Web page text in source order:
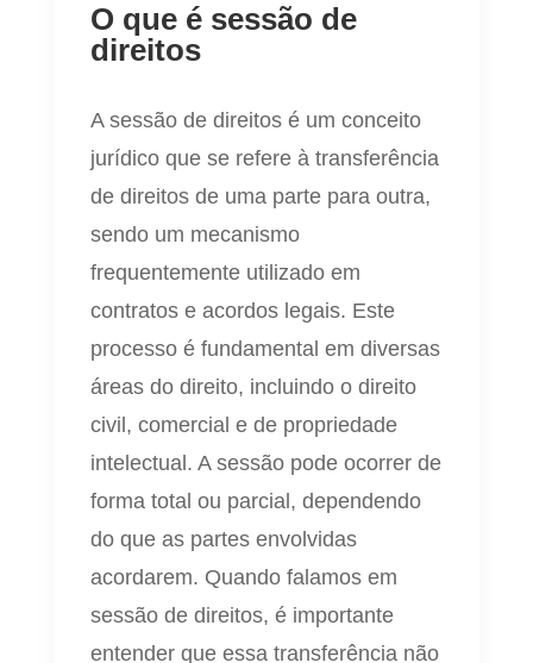
O que é sessão de
direitos
A sessão de direitos é um conceito
jurídico que se refere à transferência
de direitos de uma parte para outra,
sendo um mecanismo
frequentemente utilizado em
contratos e acordos legais. Este
processo é fundamental em diversas
áreas do direito, incluindo o direito
civil, comercial e de propriedade
intelectual. A sessão pode ocorrer de
forma total ou parcial, dependendo
do que as partes envolvidas
acordarem. Quando falamos em
sessão de direitos, é importante
entender que essa transferência não